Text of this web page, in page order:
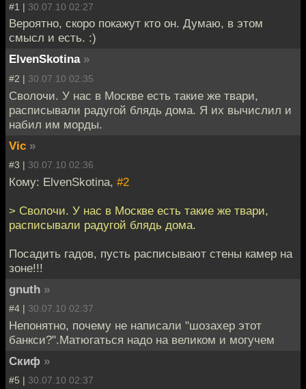
#1 | 30.07.10 02:27
Вероятно, скоро покажут кто он. Думаю, в этом
смысл и есть. :)
ElvenSkotina »
#2 | 30.07.10 02:35
Сволочи. У нас в Москве есть такие же твари,
расписывали радугой блядь дома. Я их вычислил и
набил им морды.
Vic »
#3 | 30.07.10 02:36
Кому: ElvenSkotina, #2
> Сволочи. У нас в Москве есть такие же твари,
расписывали радугой блядь дома.
Посадить гадов, пусть расписывают стены камер на
зоне!!!
gnuth »
#4 | 30.07.10 02:37
Непонятно, почему не написали "шозахер этот
банкси?".Матюгаться надо на великом и могучем
Скиф »
#5 | 30.07.10 02:37